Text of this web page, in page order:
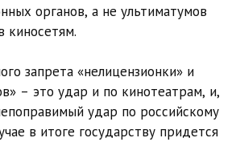
органов, а не ультиматумов
киносетям.
запрета «нелицензионки» и
– это удар и по кинотеатрам, и,
удар по российскому
в итоге государству придется